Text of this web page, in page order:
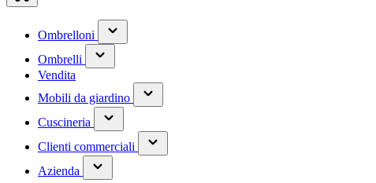
Ombrelloni
(contiene
un
sottomenu)
Ombrelli
(contiene
un
Vendita
Mobili da giardino
(contiene
un
Cuscineria
(contiene
un
sottomenu)
Clienti commerciali
(has
submenu)
Azienda
(has
submenu)